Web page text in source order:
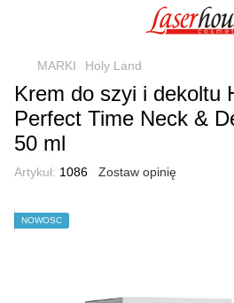
MARKI Holy Land
Krem do szyi i dekoltu
Perfect Time Neck &
50 ml
Artykuł: 1086 Zostaw opinię
NOWOŚĆ